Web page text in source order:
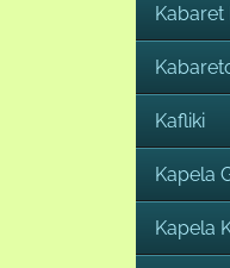
Kabaret
Kafliki
Kapela
Kapela